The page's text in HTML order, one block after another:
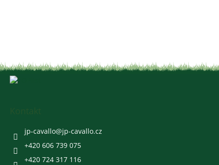
jp-cavallo@jp-cavallo.cz
+420 606 739 075
+420 724 317 116